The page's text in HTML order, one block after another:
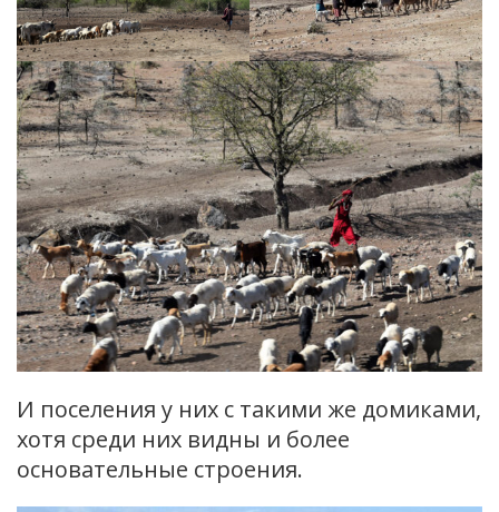
И поселения у них с такими же домиками,
хотя среди них видны и более
основательные строения.